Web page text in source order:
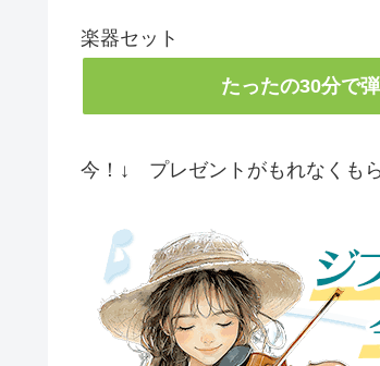
楽器セット
たったの30分で
今！↓ プレゼントがもれなくもら